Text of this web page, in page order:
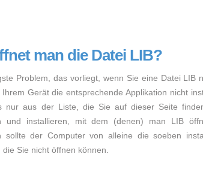
man die Datei LIB?
Problem, das vorliegt, wenn Sie eine Datei LIB
Gerät die entsprechende Applikation nicht
nur aus der Liste, die Sie auf dieser Seite
und installieren, mit dem (denen) man LIB
sollte der Computer von alleine die soeben
Sie nicht öffnen können.